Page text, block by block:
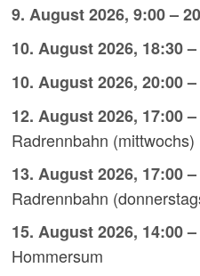
9. August 2026, 9:00–
10. August 2026, 18:30–
10. August 2026, 20:00–
12. August 2026, 17:00–
Radrennbahn (mittwochs)
13. August 2026, 17:00–
Radrennbahn
15. August 2026, 14:00–
Hommersum